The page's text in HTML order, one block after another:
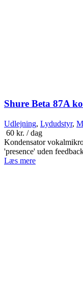
Shure Beta 87A
Udlejning, Lydudstyr,
60 kr. / dag
Kondensator
'presence' uden
Læs mere